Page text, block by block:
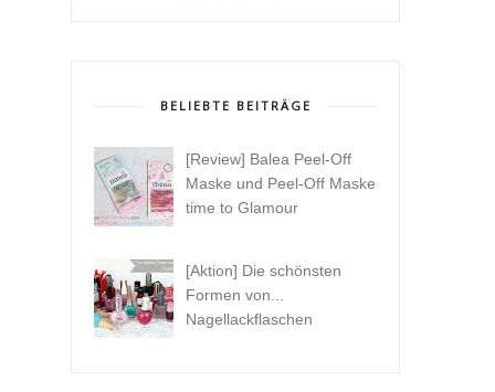
BELIEBTE BEITRÄGE
[Review] Balea Peel-Off
Maske und Peel-Off Maske
time to Glamour
[Aktion] Die schönsten
Formen von...
Nagellackflaschen